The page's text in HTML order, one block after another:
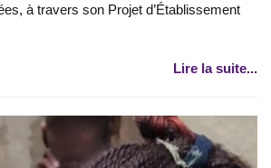
à travers son Projet d’Établissement
Lire la suite...